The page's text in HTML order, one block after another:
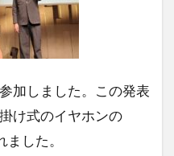
加しました。この発表
け式のイヤホンの
した。